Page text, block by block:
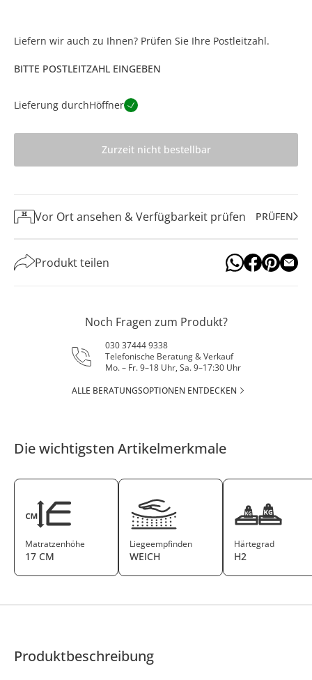
Liefern wir auch zu Ihnen? Prüfen Sie Ihre Postleitzahl.
BITTE POSTLEITZAHL EINGEBEN
Lieferung durchHöffner
Zurzeit nicht bestellbar
Vor Ort ansehen & Verfügbarkeit prüfen PRÜFEN
Produkt teilen
Noch Fragen zum Produkt?
030 37444 9338
Telefonische Beratung & Verkauf
Mo. – Fr. 9–18 Uhr, Sa. 9–17:30 Uhr
ALLE BERATUNGSOPTIONEN ENTDECKEN
Die wichtigsten Artikelmerkmale
Matratzenhöhe
17 CM
Liegeempfinden
WEICH
Härtegrad
H2
Produktbeschreibung